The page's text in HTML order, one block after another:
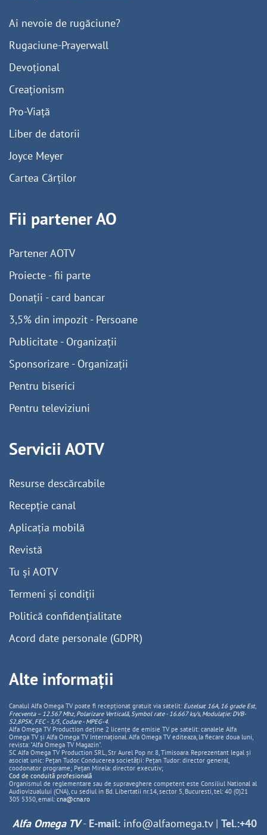
Ai nevoie de rugăciune?
Rugaciune-Prayerwall
Devoțional
Creaționism
Pro-Viață
Liber de datorii
Joyce Meyer
Cartea Cărților
Fii partener AO
Partener AOTV
Proiecte - fii parte
Donații - card bancar
3,5% din impozit - Persoane
Publicitate - Organizații
Sponsorizare - Organizații
Pentru biserici
Pentru televiziuni
Servicii AOTV
Resurse descărcabile
Recepție canal
Aplicația mobilă
Revistă
Tu și AOTV
Termeni și condiții
Politică confidențialitate
Acord date personale (GDPR)
Alte informații
Canalul Alfa Omega TV poate fi recepționat gratuit via satelit: Eutelsat 16A, 16 grade Est,
Frecventa – 12.567 Mhz, PolarizareVerticală, Symbol rate - 16.667 ks/s, Modulație: DVB-
S2,8PSK, FEC - 3/5, Codare - MPEG-4.
Alfa Omega TV Production deține 2 licențe de emisie TV pe satelit: canalele Alfa
Omega TV și Alfa Omega TV Internațional. Alfa Omega TV editeaza, la fiecare doua luni,
revista: "Alfa Omega TV Magazin".
SC Alfa Omega TV Production SRL, Str Aurel Pop nr. 8, Timisoara. Reprezentant legal și
asociat unic: Pețan Tudor. Conducerea societății: Pețan Tudor: director general,
coodonator programe; Pețan Mirela: director executiv;
Cod de conduită profesională
Organismul de reglementare sau de supraveghere competent este Consiliul National al
Audiovizualului (CNA), cu sediul in Bd. Libertatii nr.14, sector 5, Bucuresti, tel: 40 (0)21
305 5350, email: cna@cna.ro
Alfa Omega TV- E-mail: info@alfaomega.tv| Tel.:+40